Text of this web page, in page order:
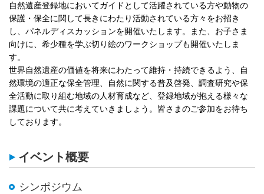
自然遺産登録地においてガイドとして活躍されている方や動物の
保護・保全に関して長きにわたり活動されている方々をお招き
し、パネルディスカッションを開催いたします。また、お子さま
向けに、希少種を学ぶ切り絵のワークショップも開催いたしま
す。
世界自然遺産の価値を将来にわたって維持・持続できるよう、自
然環境の適正な保全管理、自然に関する普及啓発、調査研究や保
全活動に取り組む地域の人材育成など、登録地域が抱える様々な
課題について共に考えていきましょう。皆さまのご参加をお待ち
しております。
イベント概要
シンポジウム